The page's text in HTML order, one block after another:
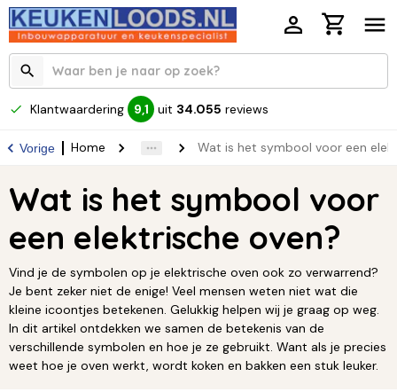
Klantwaardering 9,1 uit 34.055 reviews
Vorige Home Wat is het symbool voor een
Wat is het symbool voor
een elektrische oven?
Vind je de symbolen op je elektrische oven ook zo verwarrend?
Je bent zeker niet de enige! Veel mensen weten niet wat die
kleine icoontjes betekenen. Gelukkig helpen wij je graag op weg.
In dit artikel ontdekken we samen de betekenis van de
verschillende symbolen en hoe je ze gebruikt. Want als je precies
weet hoe je oven werkt, wordt koken en bakken een stuk leuker.